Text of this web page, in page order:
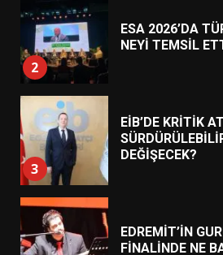
2
ESA 2026’DA
NEYİ TEMSİL
3
EİB’DE KRİTİK
DEĞİŞECEK?
EDREMİT’İN
FİNALİNDE NE